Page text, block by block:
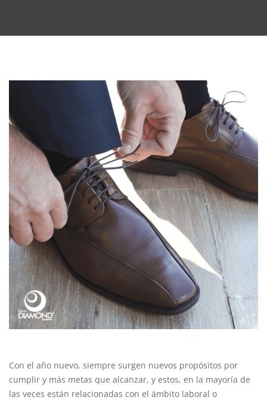
Con el año nuevo, siempre surgen nuevos propósitos por
cumplir y más metas que alcanzar, y estos, en la mayoría de
las veces están relacionadas con el ámbito laboral o